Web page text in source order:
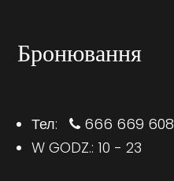
Бронювання
Тел:
666 669 608
W GODZ.: 10 - 23